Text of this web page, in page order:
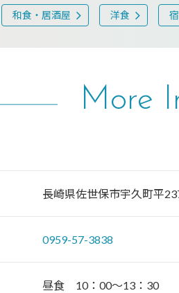
和食・居酒屋 洋食
More
長崎県佐世保市宇久町平
0959-57-3838
昼食 10：00～13：30